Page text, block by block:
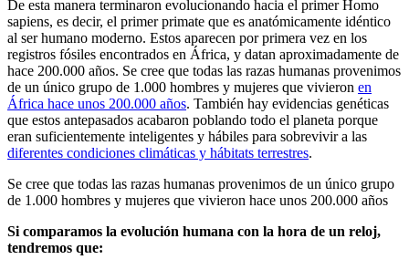
De esta manera terminaron evolucionando hacia el primer Homo
sapiens, es decir, el primer primate que es anatómicamente idéntico
al ser humano moderno. Estos aparecen por primera vez en los
registros fósiles encontrados en África, y datan aproximadamente de
hace 200.000 años. Se cree que todas las razas humanas provenimos
de un único grupo de 1.000 hombres y mujeres que vivieron en
África hace unos 200.000 años. También hay evidencias genéticas
que estos antepasados acabaron poblando todo el planeta porque
eran suficientemente inteligentes y hábiles para sobrevivir a las
diferentes condiciones climáticas y hábitats terrestres.
Se cree que todas las razas humanas provenimos de un único grupo
de 1.000 hombres y mujeres que vivieron hace unos 200.000 años
Si comparamos la evolución humana con la hora de un reloj,
tendremos que: